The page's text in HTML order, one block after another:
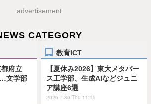
advertisement
CATEGORY
都府立
…文学部
教育ICT
【夏休み2026】東大メタバー
ス工学部、生成AIなどジュニ
ア講座6選
2026.7.30 Thu 11:15